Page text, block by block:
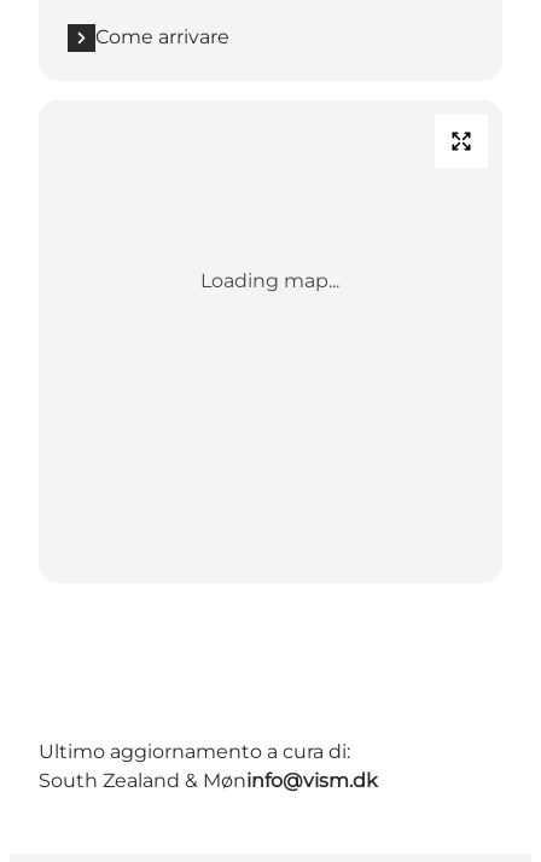
Come arrivare
Loading map...
Ultimo aggiornamento a cura di:
South Zealand & Møninfo@vism.dk